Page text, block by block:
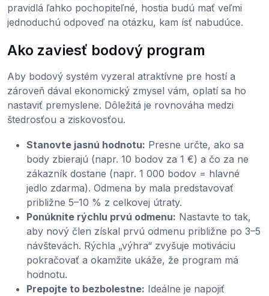
pravidlá ľahko pochopiteľné, hostia budú mať veľmi
jednoduchú odpoveď na otázku, kam ísť nabudúce.
Ako zaviesť bodový program
Aby bodový systém vyzeral atraktívne pre hostí a
zároveň dával ekonomický zmysel vám, oplatí sa ho
nastaviť premyslene. Dôležitá je rovnováha medzi
štedrosťou a ziskovosťou.
Stanovte jasnú hodnotu: Presne určte, ako sa
body zbierajú (napr. 10 bodov za 1 €) a čo za ne
zákazník dostane (napr. 1 000 bodov = hlavné
jedlo zdarma). Odmena by mala predstavovať
približne 5–10 % z celkovej útraty.
Ponúknite rýchlu prvú odmenu: Nastavte to tak,
aby nový člen získal prvú odmenu približne po 3–5
návštevách. Rýchla „výhra“ zvyšuje motiváciu
pokračovať a okamžite ukáže, že program má
hodnotu.
Prepojte to bezbolestne: Ideálne je napojiť